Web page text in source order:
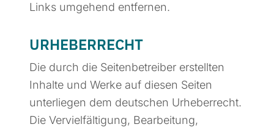
Links umgehend entfernen.
URHEBERRECHT
Die durch die Seitenbetreiber erstellten
Inhalte und Werke auf diesen Seiten
unterliegen dem deutschen Urheberrecht.
Die Vervielfältigung, Bearbeitung,